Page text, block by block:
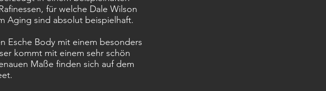
für welche Dale Wilson
Aging sind absolut beispielhaft.
Esche Body mit einem besonders
kommt mit einem sehr schön
Maße finden sich auf dem